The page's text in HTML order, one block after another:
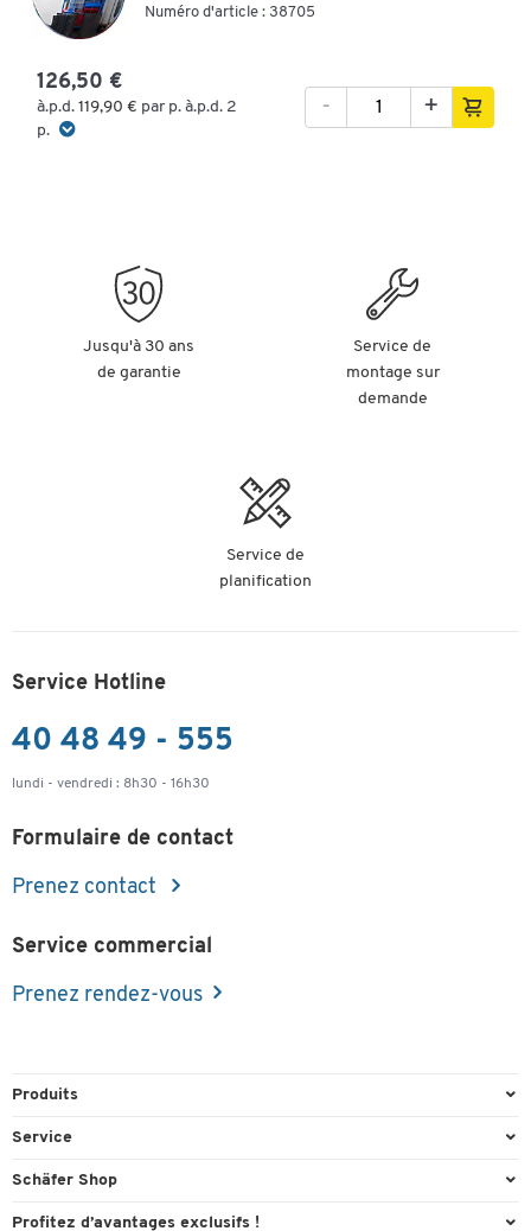
Numéro d'article : 38705
126,50 €
à.p.d. 119,90 € par p. à.p.d. 2
p.
+
-
Jusqu'à 30 ans
de garantie
Service de
montage sur
demande
Service de
planification
Service Hotline
40 48 49 - 555
lundi - vendredi : 8h30 - 16h30
Formulaire de contact
Prenez contact
Service commercial
Prenez rendez-vous
Produits
Emballage et expédition
Service
Aperçu des n° de tél.
Schäfer Shop
A propos
Profitez d’avantages exclusifs !